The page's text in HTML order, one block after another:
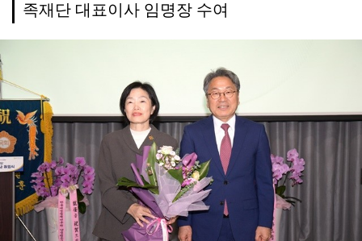
족재단 대표이사 임명장 수여